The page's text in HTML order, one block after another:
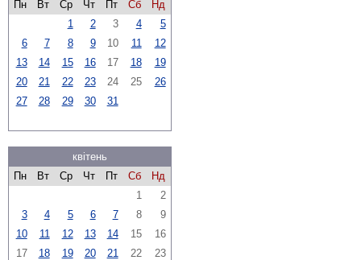
Пн
Вт Ср Чт Пт Сб
Нд
1
2 3 4
5
6
7 8 9 10 11
12
13
14 15 16 17 18
19
20
21 22 23 24 25
26
27
28 29 30 31
квітень
Пн
Вт Ср Чт Пт Сб
Нд
1
2
3
4 5 6 7 8
9
10
11 12 13 14 15
16
17
18 19 20 21 22
23